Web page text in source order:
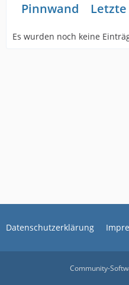
Pinnwand
Es wurden noch keine
Datenschutzerklärung
Community-